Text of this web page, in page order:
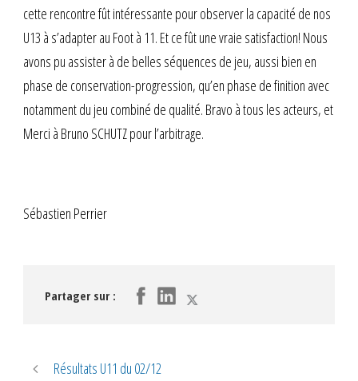
cette rencontre fût intéressante pour observer la capacité de nos
U13 à s’adapter au Foot à 11. Et ce fût une vraie satisfaction! Nous
avons pu assister à de belles séquences de jeu, aussi bien en
phase de conservation-progression, qu’en phase de finition avec
notamment du jeu combiné de qualité. Bravo à tous les acteurs, et
Merci à Bruno SCHUTZ pour l’arbitrage.
Sébastien Perrier
Partager sur :
Résultats U11 du 02/12